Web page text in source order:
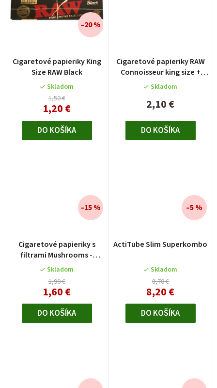
Cigaretové papieriky King
Size RAW Black
Skladom
1,50 €
1,20 €
–20 %
DO KOŠÍKA
Cigaretové papieriky RAW
Connoisseur king size +
filtre
Skladom
2,10 €
DO KOŠÍKA
Cigaretové papieriky s
filtrami Mushrooms -
Weedshop
Skladom
1,90 €
1,60 €
–15 %
DO KOŠÍKA
ActiTube Slim Superkombo
Skladom
8,70 €
8,20 €
–5 %
DO KOŠÍKA